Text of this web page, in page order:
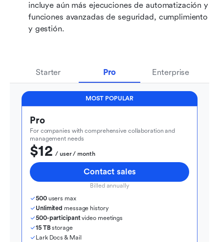
incluye aún más ejecuciones de automatización y
funciones avanzadas de seguridad, cumplimiento
y gestión.
Starter Pro Enterprise
MOST POPULAR
Pro
For companies with comprehensive collaboration and
management needs
$12
  / user / month
Contact sales
Billed annually
500 users max
Unlimited message history
500-participant video meetings
15 TB storage
Lark Docs & Mail